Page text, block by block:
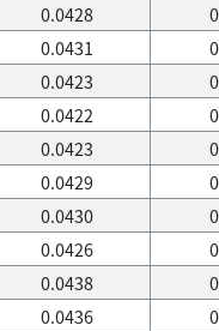
0.0428
0.0431
0.0423
0.0422
0.0423
0.0429
0.0430
0.0426
0.0438
0.0436